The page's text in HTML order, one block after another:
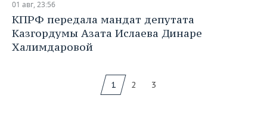
01 авг, 23:56
КПРФ передала мандат депутата
Казгордумы Азата Ислаева Динаре
Халимдаровой
1 2 3